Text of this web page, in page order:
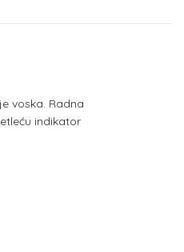
voska. Radna
indikator